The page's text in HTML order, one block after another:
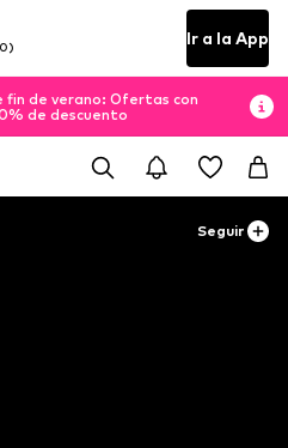
Ir a la App
fin de verano: Ofertas con
de descuento
Seguir